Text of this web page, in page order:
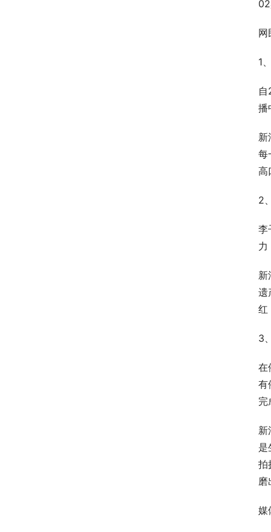
网
1
播
新
每
高
2
李
力
新
遗
红
3
在
有
完
新
是
拍
媒